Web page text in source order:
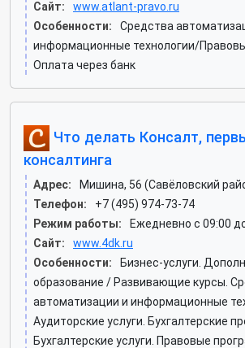
Сайт:
www.atlant-pravo.ru
Особенности:
Средства
информационные технологии/
Оплата через банк
Что делать Консалт,
консалтинга
Адрес:
Мишина, 56 (Савёловский
Телефон:
+7 (495) 974-73-74
Режим работы:
Ежедневно с 09:00
Сайт:
www.4dk.ru
Особенности:
Бизнес-услуги.
образование / Развивающие курсы.
автоматизации и информационные
Аудиторские услуги. Бухгалтерские
Бухгалтерские услуги. Правовые